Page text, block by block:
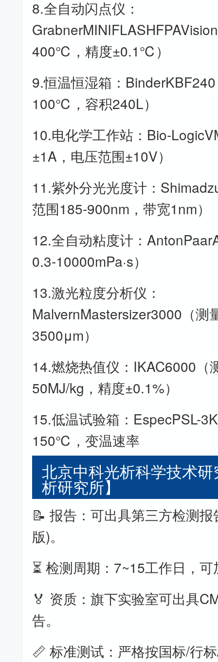
8.全自动闪点仪：
400℃，精度±0.1℃）
9.恒温恒湿箱：
100℃，容积240L）
10.电化学工作站：Bio-
±1A，电压范围±10V）
11.紫外分光光度计：
范围185-900nm，带宽1nm）
12.全自动粘度计：
0.3-10000mPa·s）
13.激光粒度分析仪：
MalvernMastersizer3000（测
3500μm）
14.燃烧热值仪：IKAC6000（
50MJ/kg，精度±0.1%）
15.低温试验箱：EspecPSL-
150℃，变温速率
北京中科光析科学技术
析研究所】
📝 报告：可出具第三方检测
版)。
⏳ 检测周期：7~15工作日，
🏅 资质：旗下实验室可出具
告。
📏 标准测试：严格按国标/行